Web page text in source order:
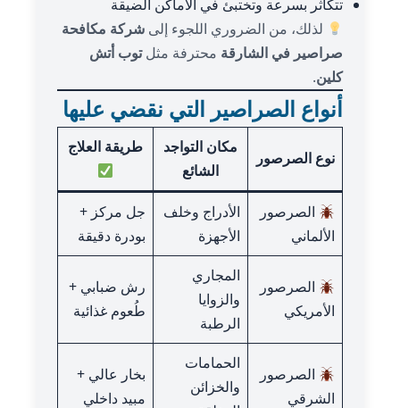
تتكاثر بسرعة وتختبئ في الأماكن الضيقة
لذلك، من الضروري اللجوء إلىشركة مكافحة
صراصير في الشارقة محترفة مثلتوب أتش
كلين.
أنواع الصراصير التي نقضي عليها
نوع الصرصور
مكان التواجد
الشائع
طريقة العلاج
الصرصور
الألماني
الأدراج وخلف
الأجهزة
جل مركز +
بودرة دقيقة
الصرصور
الأمريكي
المجاري
والزوايا
الرطبة
رش ضبابي +
طُعوم غذائية
الصرصور
الشرقي
الحمامات
والخزائن
بخار عالي +
مبيد داخلي